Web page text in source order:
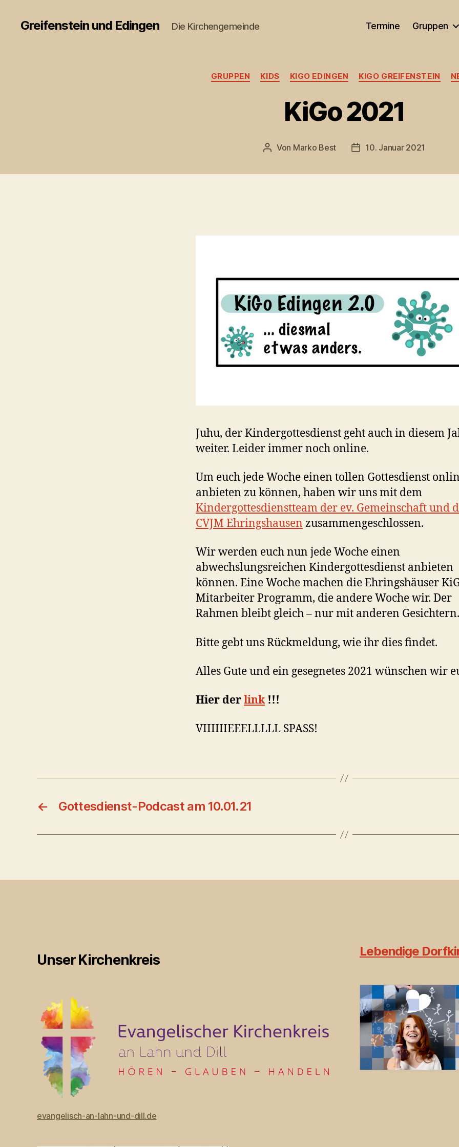
Greifenstein und Edingen Die Kirchengemeinde Termine Gruppen
Kategorien
GRUPPEN KIDS KIGO EDINGEN KIGO GREIFENSTEIN
KiGo 2021
Beitragsautor
Von Marko Best Veröffentlichungsdatum
10. Januar 2021
Juhu, der Kindergottesdienst geht auch in diesem
weiter. Leider immer noch online.
Um euch jede Woche einen tollen Gottesdienst
anbieten zu können, haben wir uns mit dem
Kindergottesdienstteam der ev. Gemeinschaft und
CVJM Ehringshausen zusammengeschlossen.
Wir werden euch nun jede Woche einen
abwechslungsreichen Kindergottesdienst anbieten
können. Eine Woche machen die Ehringshäuser
Mitarbeiter Programm, die andere Woche wir. Der
Rahmen bleibt gleich – nur mit anderen Gesichtern.
Bitte gebt uns Rückmeldung, wie ihr dies findet.
Alles Gute und ein gesegnetes 2021 wünschen wir
Hier derlink!!!
VIIIIIIEEELLLLL SPASS!
← Gottesdienst-Podcast am 10.01.21
Unser Kirchenkreis
evangelisch-an-lahn-und-dill.de
Lebendige